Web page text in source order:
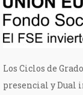
Los Ciclos de
presencial y Dual